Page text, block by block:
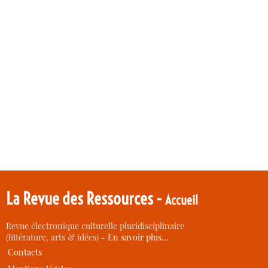
La Revue des Ressources -Accueil
Revue électronique culturelle pluridisciplinaire
(littérature, arts & idées) -En savoir plus…
Contacts